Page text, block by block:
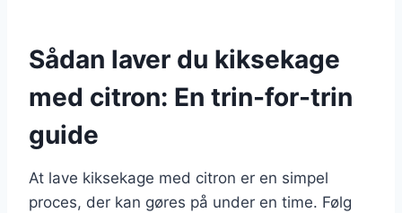
Sådan laver du kiksekage
med citron: En trin-for-trin
guide
At lave kiksekage med citron er en simpel
proces, der kan gøres på under en time. Følg